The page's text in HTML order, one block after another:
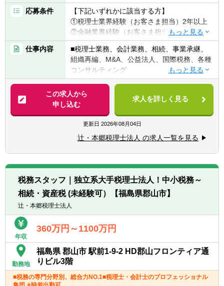
応募条件
【下記いずれかに該当する方】
①税理士業界経験（お客さま担当）2年以上
②金融業界経験（お客さま担当）3年以上
③社会人経験（業界等問わず）2年以上 か
つ 税理士科目1科目以上の取得者
④税理士
⑤公認会計士
※税務業務未経験会計士の方も歓迎いたしま
す！！
【求める人物像】
■税務・会計にとどまらず、総合的な観点か
ら経営コンサルティングに携りたい方
仕事内容
■税理士業務、会計業務、相続、事業承継、
組織再編、M&A、公益法人、国際税務、各種
コンサルティング
【法人全体の特色】
■業界トップレベルの規模でお客様に対して
サービス提供しています。
■チーム連携：税理士、公認会計士、中小企
業診断士など、税務・会計に関わる様々な分
野のエキスパートが集結し、案件によって
は、互いにチームを組んで業務を進めること
があります。
■広範囲な取扱業務
一般企業をはじめ、医療法人、公益法人、社
会福祉法人、地方公共団体、海外法人、個人
と幅広いお客様に対して、税務・会計サービ
スを提供しています。
この求人から
申し込む
求人を詳しく見る
更新日 2026年08月04日
辻・本郷税理士法人 の求人一覧を見る
税務スタッフ｜独立系大手税理士法人！中小税務～
相続・資産税 (未経験可）【福島県郡山市】
辻・本郷税理士法人
年収
360万円～1100万円
勤務地
福島県 郡山市 駅前1-9-2 HD郡山フロンティア通
りビル3階
■税務の専門分野別、総合力NO.1■税理士・会計士のプロフェッショナル